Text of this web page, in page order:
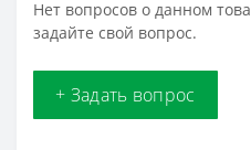
Нет вопросов о данном
задайте свой вопрос.
+ Задать вопрос